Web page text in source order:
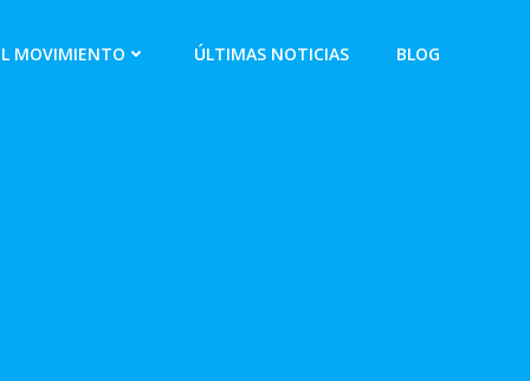
MOVIMIENTO ÚLTIMAS NOTICIAS BLOG